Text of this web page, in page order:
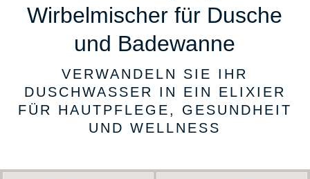
Wirbelmischer für Dusche
und Badewanne
VERWANDELN SIE IHR
DUSCHWASSER IN EIN ELIXIER
FÜR HAUTPFLEGE, GESUNDHEIT
UND WELLNESS